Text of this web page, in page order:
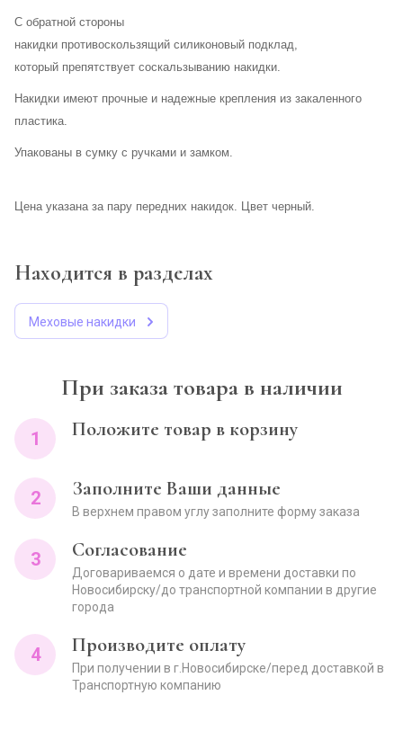
С обратной стороны
накидки противоскользящий силиконовый подклад,
который препятствует соскальзыванию накидки.
Накидки имеют прочные и надежные крепления из закаленного
пластика.
Упакованы в сумку с ручками и замком.
Цена указана за пару передних накидок. Цвет черный.
Находится в разделах
Меховые накидки
При заказа товара в наличии
1 Положите товар в корзину
2 Заполните Ваши данные
В верхнем правом углу заполните форму заказа
3 Согласование
Договариваемся о дате и времени доставки по
Новосибирску/до транспортной компании в другие
города
4 Производите оплату
При получении в г.Новосибирске/перед доставкой в
Транспортную компанию